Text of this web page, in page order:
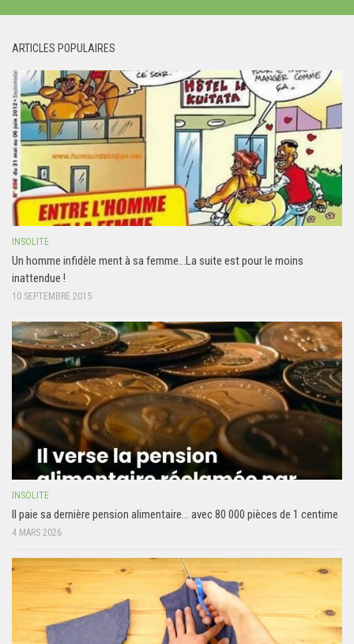
ARTICLES POPULAIRES
INSOLITE
Un homme infidèle ment à sa femme…La suite est pour le moins
inattendue !
10 SEPTEMBRE 2015
INSOLITE
Il paie sa dernière pension alimentaire… avec 80 000 pièces de 1 centime
4 MARS 2026